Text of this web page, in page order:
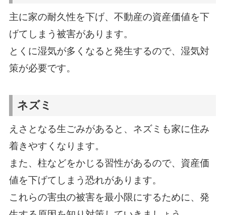
主に家の耐久性を下げ、不動産の資産価値を下
げてしまう被害があります。
とくに湿気が多くなると発生するので、湿気対
策が必要です。
ネズミ
えさとなる生ごみがあると、ネズミも家に住み
着きやすくなります。
また、柱などをかじる習性があるので、資産価
値を下げてしまう恐れがあります。
これらの害虫の被害を最小限にするために、発